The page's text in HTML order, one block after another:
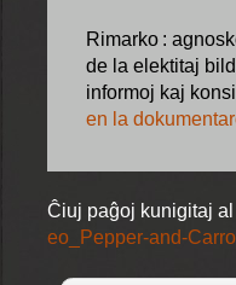
Rimarko :
de la elektitaj
informoj kaj
en la
Ĉiuj paĝoj kunigitaj al
eo_Pepper-and-